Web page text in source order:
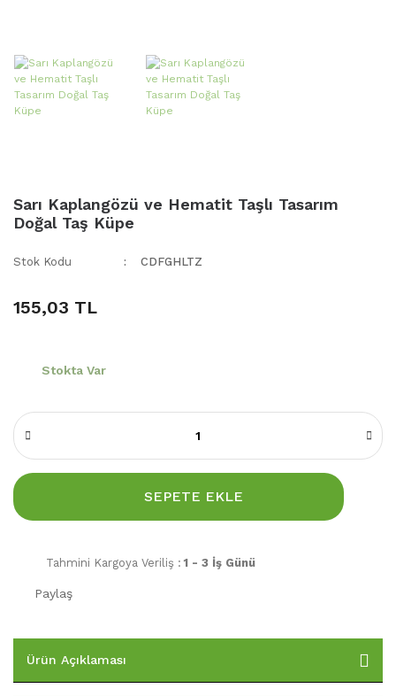
Sarı Kaplangözü ve Hematit Taşlı Tasarım
Doğal Taş Küpe
Stok Kodu CDFGHLTZ
155,03 TL
Stokta Var
SEPETE EKLE
Tahmini Kargoya Veriliş : 1 - 3 İş Günü
Paylaş
Ürün Açıklaması